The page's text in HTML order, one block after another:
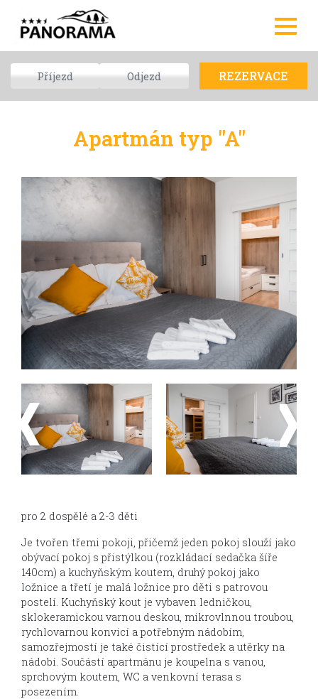
REZERVACE
Apartmán typ "A"
pro 2 dospělé a 2-3 děti
Je tvořen třemi pokoji, přičemž jeden pokoj slouží jako
obývací pokoj s přistýlkou (rozkládací sedačka šíře
140cm) a kuchyňským koutem, druhý pokoj jako
ložnice a třetí je malá ložnice pro děti s patrovou
postelí. Kuchyňský kout je vybaven ledničkou,
sklokeramickou varnou deskou, mikrovlnnou troubou,
rychlovarnou konvicí a potřebným nádobím,
samozřejmostí je také čistící prostředek a utěrky na
nádobí. Součástí apartmánu je koupelna s vanou,
sprchovým koutem, WC a venkovní terasa s
posezením.